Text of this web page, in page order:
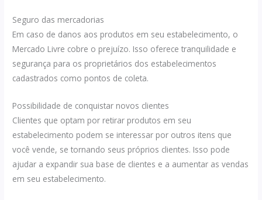
Seguro das mercadorias
Em caso de danos aos produtos em seu estabelecimento, o
Mercado Livre cobre o prejuízo. Isso oferece tranquilidade e
segurança para os proprietários dos estabelecimentos
cadastrados como pontos de coleta.
Possibilidade de conquistar novos clientes
Clientes que optam por retirar produtos em seu
estabelecimento podem se interessar por outros itens que
você vende, se tornando seus próprios clientes. Isso pode
ajudar a expandir sua base de clientes e a aumentar as vendas
em seu estabelecimento.